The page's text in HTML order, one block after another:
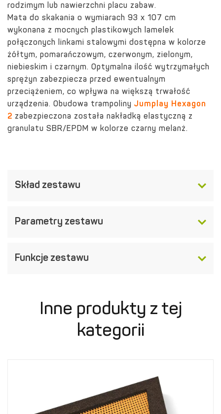
rodzimym lub nawierzchni placu zabaw.
Mata do skakania o wymiarach 93 x 107 cm
wykonana z mocnych plastikowych lamelek
połączonych linkami stalowymi dostępna w kolorze
żółtym, pomarańczowym, czerwonym, zielonym,
niebieskim i czarnym. Optymalna ilość wytrzymałych
sprężyn zabezpiecza przed ewentualnym
przeciążeniem, co wpływa na większą trwałość
urządzenia. Obudowa trampoliny Jumplay Hexagon
2 zabezpieczona została nakładką elastyczną z
granulatu SBR/EPDM w kolorze czarny melanż.
Skład zestawu
Parametry zestawu
Funkcje zestawu
Inne produkty z tej
kategorii